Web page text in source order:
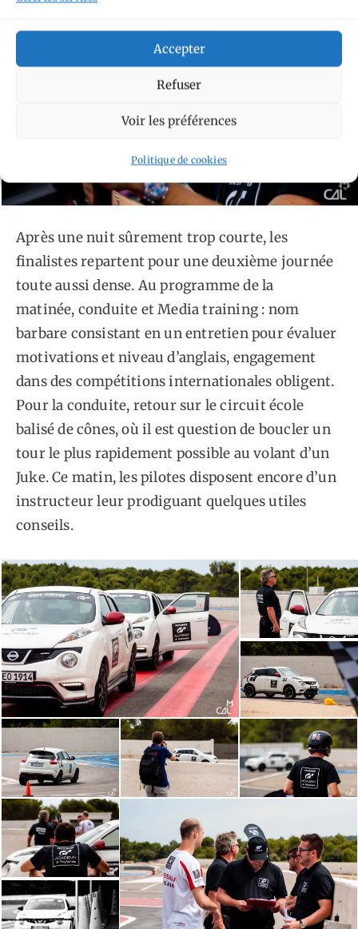
Accepter
Refuser
Voir les préférences
Politique de cookies
Après une nuit sûrement trop courte, les
finalistes repartent pour une deuxième journée
toute aussi dense. Au programme de la
matinée, conduite et Media training : nom
barbare consistant en un entretien pour évaluer
motivations et niveau d’anglais, engagement
dans des compétitions internationales obligent.
Pour la conduite, retour sur le circuit école
balisé de cônes, où il est question de boucler un
tour le plus rapidement possible au volant d’un
Juke. Ce matin, les pilotes disposent encore d’un
instructeur leur prodiguant quelques utiles
conseils.